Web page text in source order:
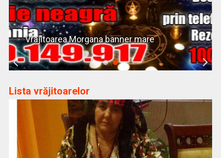
Vrajitoarea Morgana banner mare
Lista vrăjitoarelor